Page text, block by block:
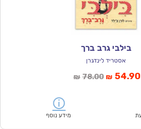
בילבי גרב ברך
אסטריד לינדגרן
₪ 78.00המחיר
₪78.00.
₪ 54.90
מידע נוסף